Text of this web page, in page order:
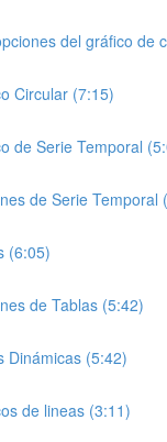
del gráfico de
Circular (7:15)
de Serie Temporal
de Serie Temporal
(6:05)
de Tablas (5:42)
Dinámicas (5:42)
de lineas (3:11)